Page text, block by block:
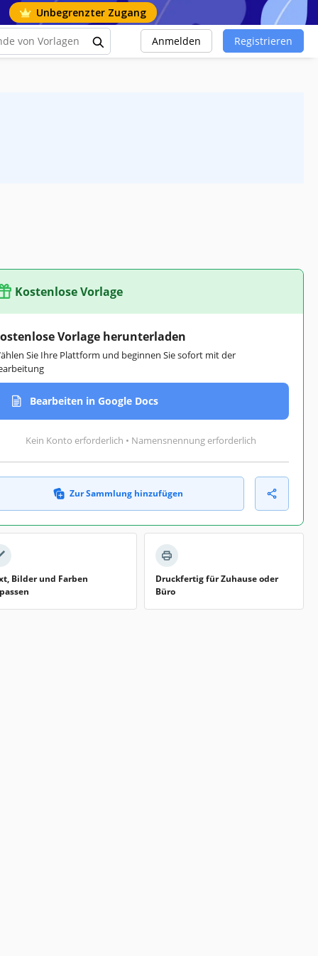
Unbegrenzter Zugang
Anmelden Registrieren
Kostenlose Vorlage
Vorlage herunterladen
Sie Ihre Plattform und beginnen Sie sofort mit der
Bearbeiten in Google Docs
Kein Konto erforderlich • Namensnennung erforderlich
Zur Sammlung hinzufügen
Bilder und Farben
Druckfertig für Zuhause oder
Büro